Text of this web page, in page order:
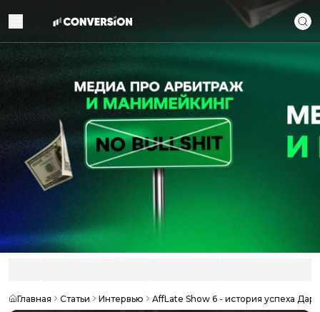
Главная Статьи Интервью AffLate Show 6 - история успеха